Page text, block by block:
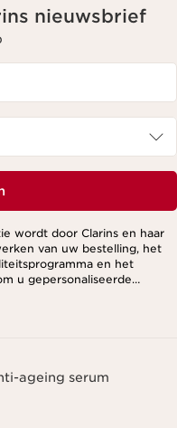
nieuwsbrief
wordt door Clarins en haar
van uw bestelling, het
en het
u gepersonaliseerde
uw eerdere aankopen en
ageing serum